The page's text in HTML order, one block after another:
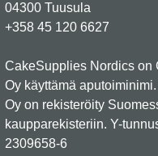
04300 Tuusula
+358 45 120 6627
CakeSupplies Nordics on
Oy käyttämä
Oy on rekisteröity
kaupparekisteriin. Y-
2309658-6